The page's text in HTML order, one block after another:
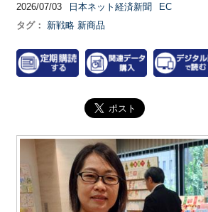
2026/07/03 日本ネット経済新聞
EC
タグ：
新戦略 新商品